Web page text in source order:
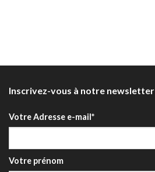
Inscrivez-vous à notre newsletter
Votre Adresse e-mail*
Votre prénom